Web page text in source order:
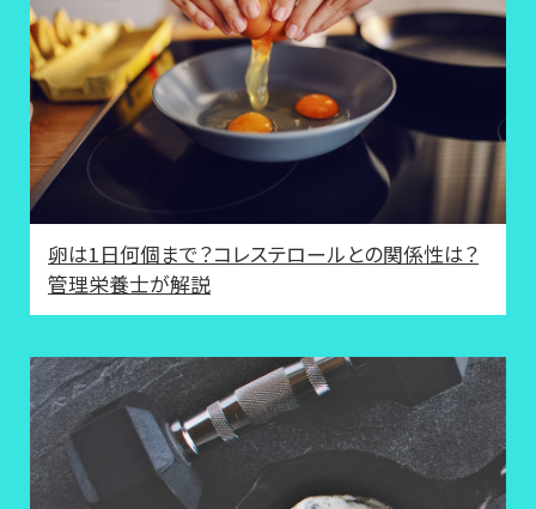
卵は1日何個まで？コレステロールとの関係性は？
管理栄養士が解説